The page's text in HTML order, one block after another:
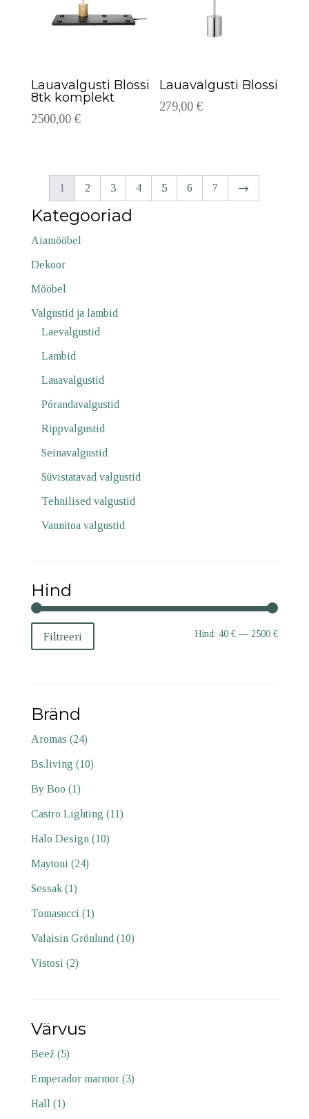
Kategooriad
Aiamööbel
Dekoor
Mööbel
Valgustid ja lambid
Laevalgustid
Lambid
Lauavalgustid
Põrandavalgustid
Rippvalgustid
Seinavalgustid
Süvistatavad valgustid
Tehnilised valgustid
Vannitoa valgustid
Hind
Filtreeri Hind: 40 € — 2500 €
Bränd
Aromas (24)
Bs.living (10)
By Boo (1)
Castro Lighting (11)
Halo Design (10)
Maytoni (24)
Sessak (1)
Tomasucci (1)
Valaisin Grönlund (10)
Vistosi (2)
Värvus
Beež (5)
Emperador marmor (3)
Hall (1)
Lauavalgusti Blossi
8tk komplekt
2500,00 €
Lauavalgusti Blossi
279,00€
1 2 3 4 5 6 7 →